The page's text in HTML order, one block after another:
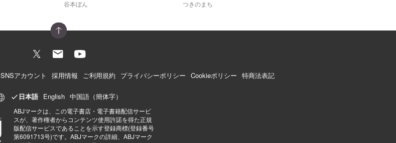
谷本ぼん つきのまち
SNSアカウント 採用情報 ご利用規約 プライバシーポリシー Cookieポリシー 特商法表記
日本語 English 中国語（簡体字）
ABJマークは、この電子書店・電子書籍配信サービ
スが、著作権者からコンテンツ使用許諾を得た正規
版配信サービスであることを示す登録商標(登録番号
第6091713号)です。ABJマークの詳細、ABJマーク